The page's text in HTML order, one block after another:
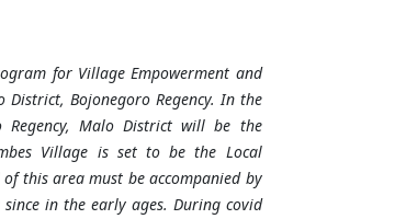
for VillageEmpowerment and
District, BojonegoroRegency. In the
Regency, Malo District will be the
Village is set to be the Local
this area must be accompanied by
in the early ages. During covid